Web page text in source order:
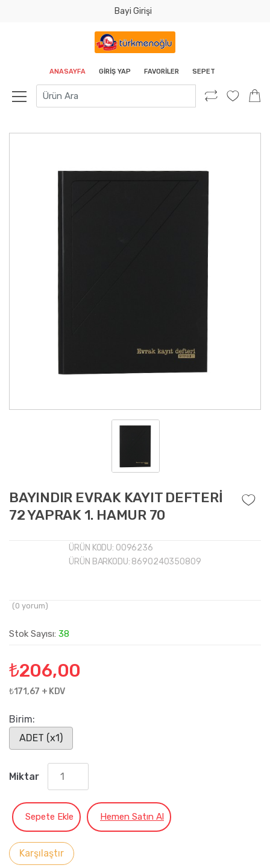
Bayi Girişi
ANASAYFA GIRIŞ YAP FAVORILER SEPET
BAYINDIR EVRAK KAYIT DEFTERİ
72 YAPRAK 1. HAMUR 70
ÜRÜN KODU: 0096236
ÜRÜN BARKODU: 8690240350809
(0 yorum)
Stok Sayısı: 38
₺206,00
₺171,67 + KDV
Birim:
ADET (x1)
Miktar
Sepete Ekle Hemen Satın Al
Karşılaştır